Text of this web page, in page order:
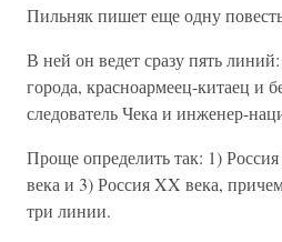
Пильняк пишет еще одну
В ней он ведет сразу пять
города, красноармеец-китаец и
следователь Чека и инженер-
Проще определить так: 1)
века и 3) Россия XX века,
три линии.